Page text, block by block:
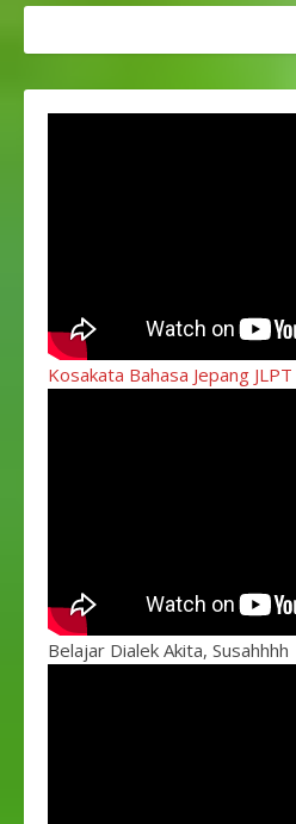
のが
ったのなら、そういう
返信をくれます。 時間
Kosakata Bahasa Jepang
Belajar Dialek Akita, Susahhhh